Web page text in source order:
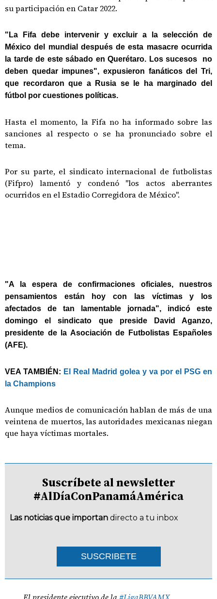
su participación en Catar 2022.
"La Fifa debe intervenir y excluir a la selección de
México del mundial después de esta masacre ocurrida
la tarde de este sábado en Querétaro. Los sucesos no
deben quedar impunes", expusieron fanáticos del Tri,
que recordaron que a Rusia se le ha marginado del
fútbol por cuestiones políticas.
Hasta el momento, la Fifa no ha informado sobre las
sanciones al respecto o se ha pronunciado sobre el
tema.
Por su parte, el sindicato internacional de futbolistas
(Fifpro) lamentó y condenó "los actos aberrantes
ocurridos en el Estadio Corregidora de México".
"A la espera de confirmaciones oficiales, nuestros
pensamientos están hoy con las víctimas y los
afectados de tan lamentable jornada", indicó este
domingo el sindicato que preside David Aganzo,
presidente de la Asociación de Futbolistas Españoles
(AFE).
VEA TAMBIÉN: El Real Madrid golea y va por el PSG en
la Champions
Aunque medios de comunicación hablan de más de una
veintena de muertos, las autoridades mexicanas niegan
que haya víctimas mortales.
Suscríbete al newsletter
#AlDíaConPanamáAmérica
Las noticias que importan directo a tu inbox
SUSCRIBETE